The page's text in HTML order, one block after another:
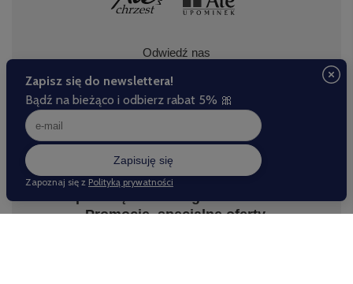
Odwiedź nas
Promocje, specjalne oferty.